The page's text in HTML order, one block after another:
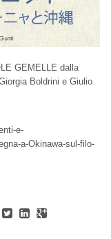
GEMELLE dalla
Boldrini e Giulio
e-
a-Okinawa-sul-filo-